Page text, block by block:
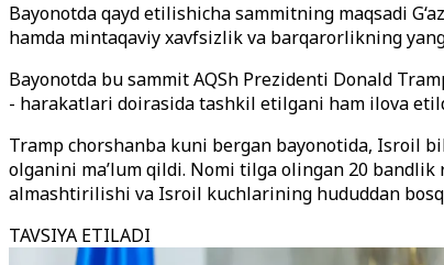
Bayonotda qayd etilishicha sammitning maqsadi
hamda mintaqaviy xavfsizlik va barqarorlikning
Bayonotda bu sammit AQSh Prezidenti Donald
- harakatlari doirasida tashkil etilgani ham ilova
Tramp chorshanba kuni bergan bayonotida, Isroil
olganini ma’lum qildi. Nomi tilga olingan 20 bandlik
almashtirilishi va Isroil kuchlarining hududdan
TAVSIYA ETILADI